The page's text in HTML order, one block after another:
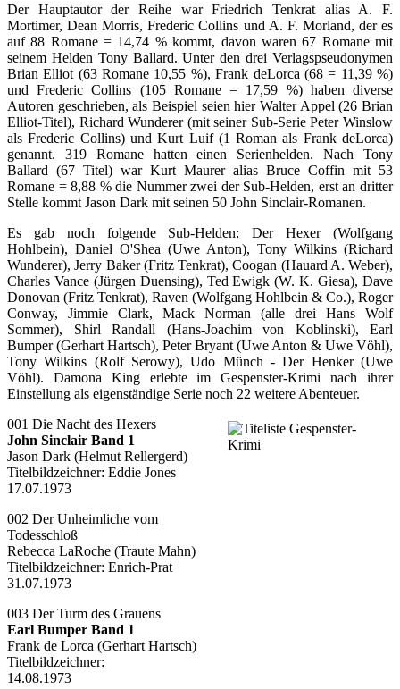
Der Hauptautor der Reihe war Friedrich Tenkrat alias A. F.
Mortimer, Dean Morris, Frederic Collins und A. F. Morland, der es
auf 88 Romane = 14,74 % kommt, davon waren 67 Romane mit
seinem Helden Tony Ballard. Unter den drei Verlagspseudonymen
Brian Elliot (63 Romane 10,55 %), Frank deLorca (68 = 11,39 %)
und Frederic Collins (105 Romane = 17,59 %) haben diverse
Autoren geschrieben, als Beispiel seien hier Walter Appel (26 Brian
Elliot-Titel), Richard Wunderer (mit seiner Sub-Serie Peter Winslow
als Frederic Collins) und Kurt Luif (1 Roman als Frank deLorca)
genannt. 319 Romane hatten einen Serienhelden. Nach Tony
Ballard (67 Titel) war Kurt Maurer alias Bruce Coffin mit 53
Romane = 8,88 % die Nummer zwei der Sub-Helden, erst an dritter
Stelle kommt Jason Dark mit seinen 50 John Sinclair-Romanen.
Es gab noch folgende Sub-Helden: Der Hexer (Wolfgang
Hohlbein), Daniel O'Shea (Uwe Anton), Tony Wilkins (Richard
Wunderer), Jerry Baker (Fritz Tenkrat), Coogan (Hauard A. Weber),
Charles Vance (Jürgen Duensing), Ted Ewigk (W. K. Giesa), Dave
Donovan (Fritz Tenkrat), Raven (Wolfgang Hohlbein & Co.), Roger
Conway, Jimmie Clark, Mack Norman (alle drei Hans Wolf
Sommer), Shirl Randall (Hans-Joachim von Koblinski), Earl
Bumper (Gerhart Hartsch), Peter Bryant (Uwe Anton & Uwe Vöhl),
Tony Wilkins (Rolf Serowy), Udo Münch - Der Henker (Uwe
Vöhl). Damona King erlebte im Gespenster-Krimi nach ihrer
Einstellung als eigenständige Serie noch 22 weitere Abenteuer.
001 Die Nacht des Hexers
John Sinclair Band 1
Jason Dark (Helmut Rellergerd)
Titelbildzeichner: Eddie Jones
17.07.1973
002 Der Unheimliche vom
Todesschloß
Rebecca LaRoche (Traute Mahn)
Titelbildzeichner: Enrich-Prat
31.07.1973
003 Der Turm des Grauens
Earl Bumper Band 1
Frank de Lorca (Gerhart Hartsch)
Titelbildzeichner:
14.08.1973